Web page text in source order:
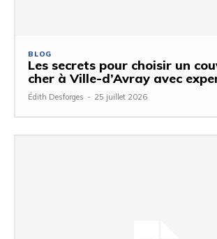
BLOG
Les secrets pour choisir un
cher à Ville-d’Avray avec
Édith Desforges - 25 juillet 2026